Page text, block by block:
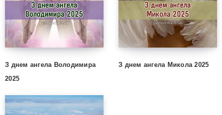
З днем ангела Володимира
2025
З днем ангела Микола 2025